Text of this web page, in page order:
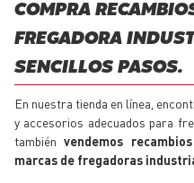
COMPRA
FREGADORA
SENCILLOS PASOS.
En nuestra tienda en línea,
y accesorios adecuados para
tambiénvendemos
marcas de fregadoras